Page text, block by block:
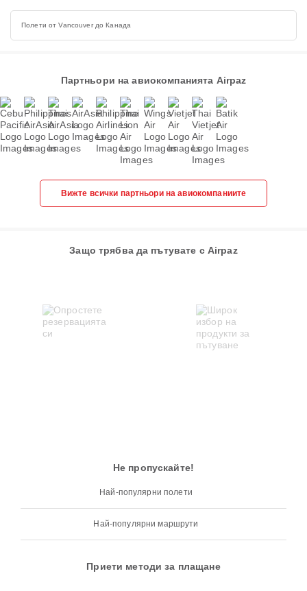
Полети от Vancouver до Канада
Партньори на авиокомпанията Airpaz
Вижте всички партньори на авиокомпаниите
Защо трябва да пътувате с Airpaz
Не пропускайте!
Най-популярни полети
Най-популярни маршрути
Приети методи за плащане